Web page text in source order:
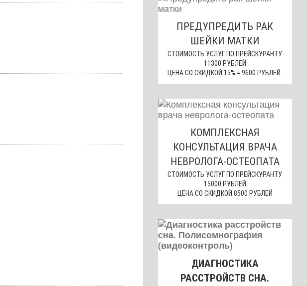
ПРЕДУПРЕДИТЬ РАК
ШЕЙКИ МАТКИ
СТОИМОСТЬ УСЛУГ ПО ПРЕЙСКУРАНТУ
11300 РУБЛЕЙ
ЦЕНА СО СКИДКОЙ 15% = 9600 РУБЛЕЙ.
КОМПЛЕКСНАЯ
КОНСУЛЬТАЦИЯ ВРАЧА
НЕВРОЛОГА-ОСТЕОПАТА
СТОИМОСТЬ УСЛУГ ПО ПРЕЙСКУРАНТУ
15000 РУБЛЕЙ
ЦЕНА СО СКИДКОЙ 8500 РУБЛЕЙ
ДИАГНОСТИКА
РАССТРОЙСТВ СНА.